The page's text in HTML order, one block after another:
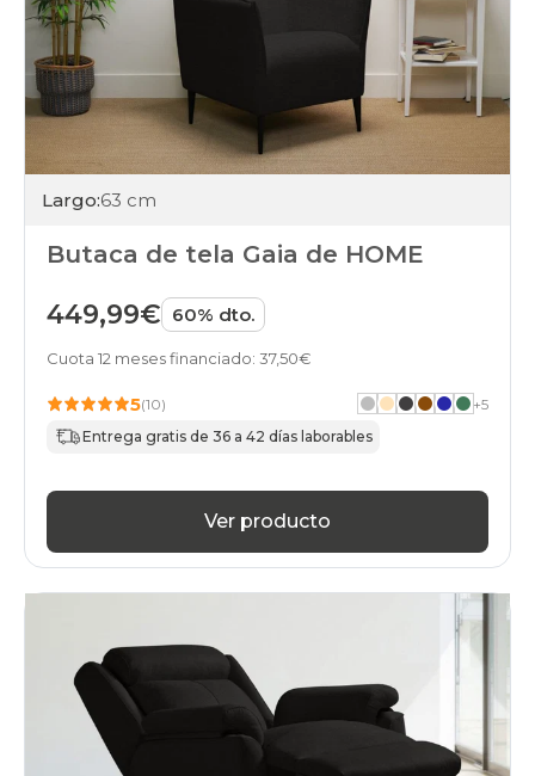
Largo:63 cm
Butaca de tela Gaia de HOME
449,99€ 60% dto.
Cuota 12 meses financiado: 37,50€
5(10) +5
Entrega gratis de 36 a 42 días laborables
Ver producto